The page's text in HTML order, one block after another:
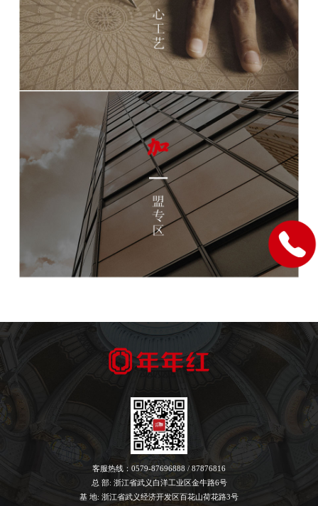
客服热线：0579-87696888 / 87876816
总 部: 浙江省武义白洋工业区金牛路6号
基 地: 浙江省武义经济开发区百花山荷花路3号